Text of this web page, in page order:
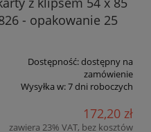
- opakowanie 25
Dostępność:dostępny na
zamówienie
Wysyłka w:7 dni roboczych
172,20 zł
zawiera 23% VAT, bez kosztów